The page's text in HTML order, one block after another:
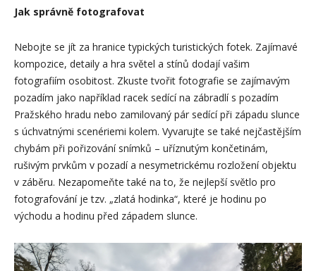
Jak správně fotografovat
Nebojte se jít za hranice typických turistických fotek. Zajímavé
kompozice, detaily a hra světel a stínů dodají vašim
fotografiím osobitost. Zkuste tvořit fotografie se zajímavým
pozadím jako například racek sedící na zábradlí s pozadím
Pražského hradu nebo zamilovaný pár sedící při západu slunce
s úchvatnými scenériemi kolem. Vyvarujte se také nejčastějším
chybám při pořizování snímků – uříznutým končetinám,
rušivým prvkům v pozadí a nesymetrickému rozložení objektu
v záběru. Nezapomeňte také na to, že nejlepší světlo pro
fotografování je tzv. „zlatá hodinka“, které je hodinu po
východu a hodinu před západem slunce.